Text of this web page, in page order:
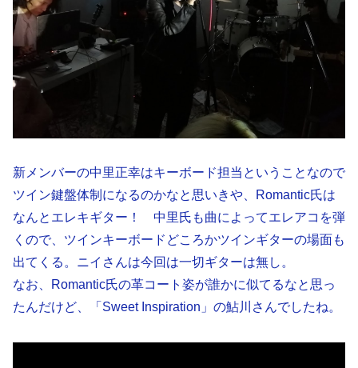
新メンバーの中里正幸はキーボード担当ということなので
ツイン鍵盤体制になるのかなと思いきや、Romantic氏は
なんとエレキギター！ 中里氏も曲によってエレアコを弾
くので、ツインキーボードどころかツインギターの場面も
出てくる。ニイさんは今回は一切ギターは無し。
なお、Romantic氏の革コート姿が誰かに似てるなと思っ
たんだけど、「Sweet Inspiration」の鮎川さんでしたね。